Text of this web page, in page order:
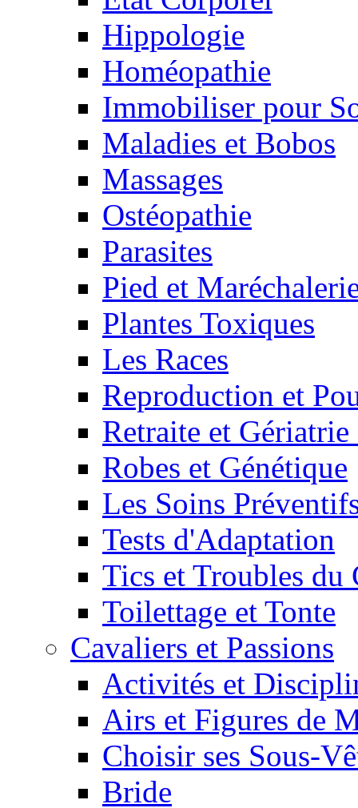
Hippologie
Homéopathie
Immobiliser pour
Maladies et Bobos
Massages
Ostéopathie
Parasites
Pied et
Plantes Toxiques
Les Races
Reproduction et
Retraite et
Robes et Génétique
Les Soins
Tests d'Adaptation
Tics et Troubles du
Toilettage et Tonte
Cavaliers et Passions
Activités et
Airs et Figures de
Choisir ses Sous-
Bride